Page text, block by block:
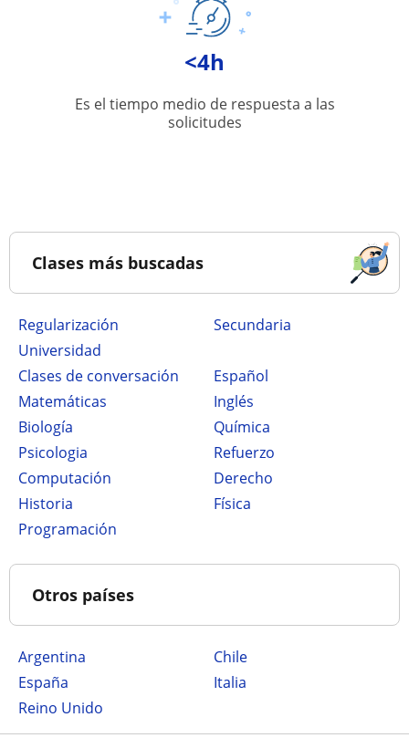
<4h
Es el tiempo medio de respuesta a las
solicitudes
Clases más buscadas
Regularización
secundaria
Universidad
Clases de conversación
Español
Matemáticas
Inglés
Biología
Química
Psicologia
Refuerzo
Computación
Derecho
Historia
Física
Programación
Otros países
Argentina
Chile
España
Italia
Reino Unido